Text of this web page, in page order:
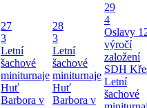
27
3
Letní
šachové
miniturnaje
Huť
Barbora v
28
3
Letní
šachové
miniturnaje
Huť
Barbora v
29
4
Oslavy
výročí
založení
SDH
Letní
šachové